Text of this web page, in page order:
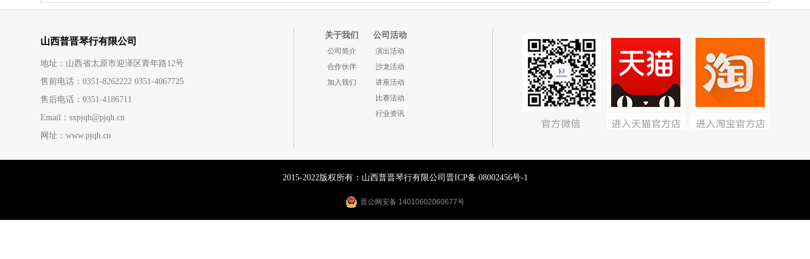
山西普晋琴行有限公司
地址：山西省太原市迎泽区青年路12号
售前电话：0351-8262222 0351-4067725
售后电话：0351-4186711
Email：sxpjqh@pjqh.cn
网址：www.pjqh.cn
关于我们
公司简介
合作伙伴
加入我们
公司活动
演出活动
沙龙活动
讲座活动
比赛活动
行业资讯
2015-2022版权所有：山西普晋琴行有限公司 晋ICP备 08002456号-1
晋公网安备 14010602060677号